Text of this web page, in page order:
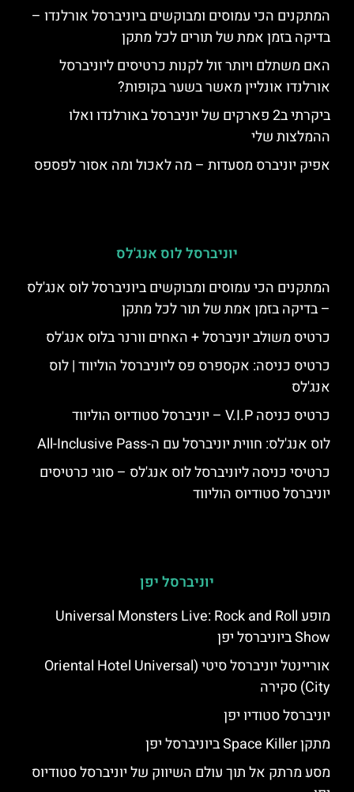
המתקנים הכי עמוסים ומבוקשים ביוניברסל אורלנדו –
בדיקה בזמן אמת של תורים לכל מתקן
האם משתלם ויותר זול לקנות כרטיסים ליוניברסל
אורלנדו אונליין מאשר בשער בקופות?
ביקרתי ב2 פארקים של יוניברסל באורלנדו ואלו
ההמלצות שלי
אפיק יוניברס מסעדות – מה לאכול ומה אסור לפספס
יוניברסל לוס אנג'לס
המתקנים הכי עמוסים ומבוקשים ביוניברסל לוס אנג'לס
– בדיקה בזמן אמת של תור לכל מתקן
כרטיס משולב יוניברסל + האחים וורנר בלוס אנג'לס
כרטיס כניסה: אקספרס פס ליוניברסל הוליווד | לוס
אנג'לס
כרטיס כניסה V.I.P – יוניברסל סטודיוס הוליווד
לוס אנג'לס: חווית יוניברסל עם ה-All-Inclusive Pass
כרטיסי כניסה ליוניברסל לוס אנג'לס – סוגי כרטיסים
יוניברסל סטודיוס הוליווד
יוניברסל יפן
מופע Universal Monsters Live: Rock and Roll
Show ביוניברסל יפן
אוריינטל יוניברסל סיטי (Oriental Hotel Universal
City) סקירה
יוניברסל סטודיו יפן
מתקן Space Killer ביוניברסל יפן
מסע מרתק אל תוך עולם השיווק של יוניברסל סטודיוס